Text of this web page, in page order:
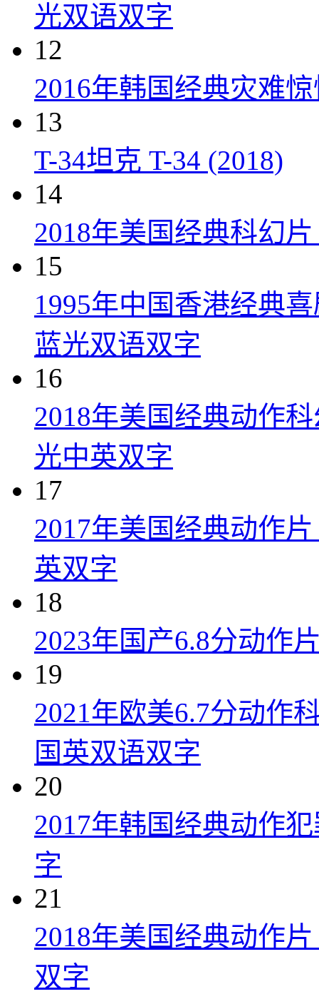
光双语双字
12
2016年韩国经典灾难
13
T-34坦克 T-34 (2018)
14
2018年美国经典科幻
15
1995年中国香港经典
蓝光双语双字
16
2018年美国经典动作
光中英双字
17
2017年美国经典动作
英双字
18
2023年国产6.8分动作
19
2021年欧美6.7分动作
国英双语双字
20
2017年韩国经典动作
字
21
2018年美国经典动作
双字